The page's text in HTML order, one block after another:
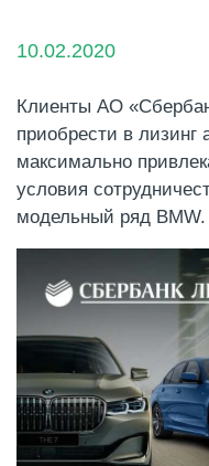
10.02.2020
Клиенты АО
приобрести в лизинг
максимально
условия
модельный ряд BMW.